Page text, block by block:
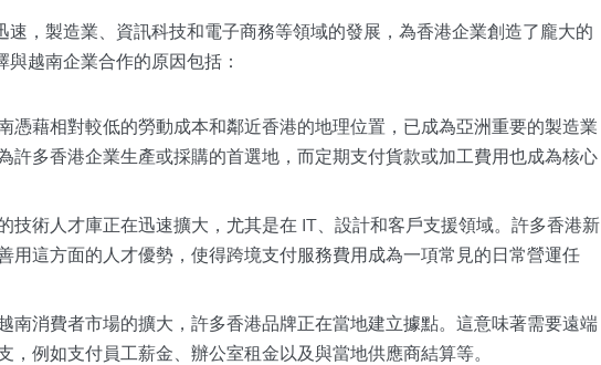
速，製造業、資訊科技和電子商務等領域的發展，為香港企業創造了龐大的
越南企業合作的原因包括：
憑藉相對較低的勞動成本和鄰近香港的地理位置，已成為亞洲重要的製造業
許多香港企業生產或採購的首選地，而定期支付貨款或加工費用也成為核心
技術人才庫正在迅速擴大，尤其是在 IT、設計和客戶支援領域。許多香港新
用這方面的人才優勢，使得跨境支付服務費用成為一項常見的日常營運任
南消費者市場的擴大，許多香港品牌正在當地建立據點。這意味著需要遠端
，例如支付員工薪金、辦公室租金以及與當地供應商結算等。